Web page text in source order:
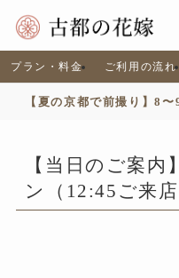
プラン・料金 ご利用の流れ
【夏の京都で前撮り】8
【当日のご案内
ン（12:45ご来店